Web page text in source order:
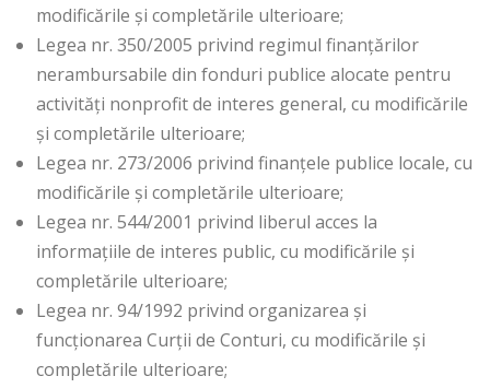
modificările şi completările ulterioare;
Legea nr. 350/2005 privind regimul finanţărilor
nerambursabile din fonduri publice alocate pentru
activităţi nonprofit de interes general, cu modificările
şi completările ulterioare;
Legea nr. 273/2006 privind finanțele publice locale, cu
modificările și completările ulterioare;
Legea nr. 544/2001 privind liberul acces la
informaţiile de interes public, cu modificările şi
completările ulterioare;
Legea nr. 94/1992 privind organizarea și
funcționarea Curții de Conturi, cu modificările și
completările ulterioare;